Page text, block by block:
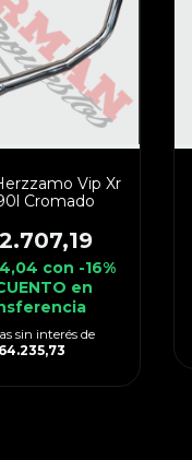
Vip Xr
Cromado
con -16%
en
sin interés de